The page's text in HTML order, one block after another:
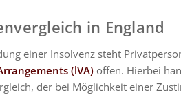
in England
einer Insolvenz steht
(lVA) offen. Hierbei
der bei Möglichkeit einer